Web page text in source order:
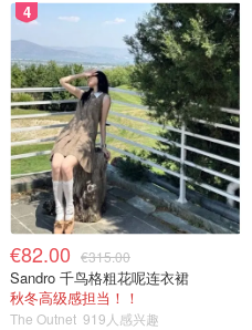
4
€82.00 €315.00
Sandro 千鸟格粗花呢连衣裙
秋冬高级感担当！！
The Outnet 919人感兴趣